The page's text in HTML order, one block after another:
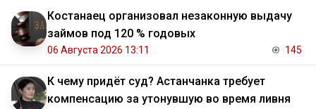
Костанаец организовал незаконную выдачу
займов под 120 % годовых
06 Августа 2026 13:11 145
К чему придёт суд? Астанчанка требует
компенсацию за утонувшую во время ливня